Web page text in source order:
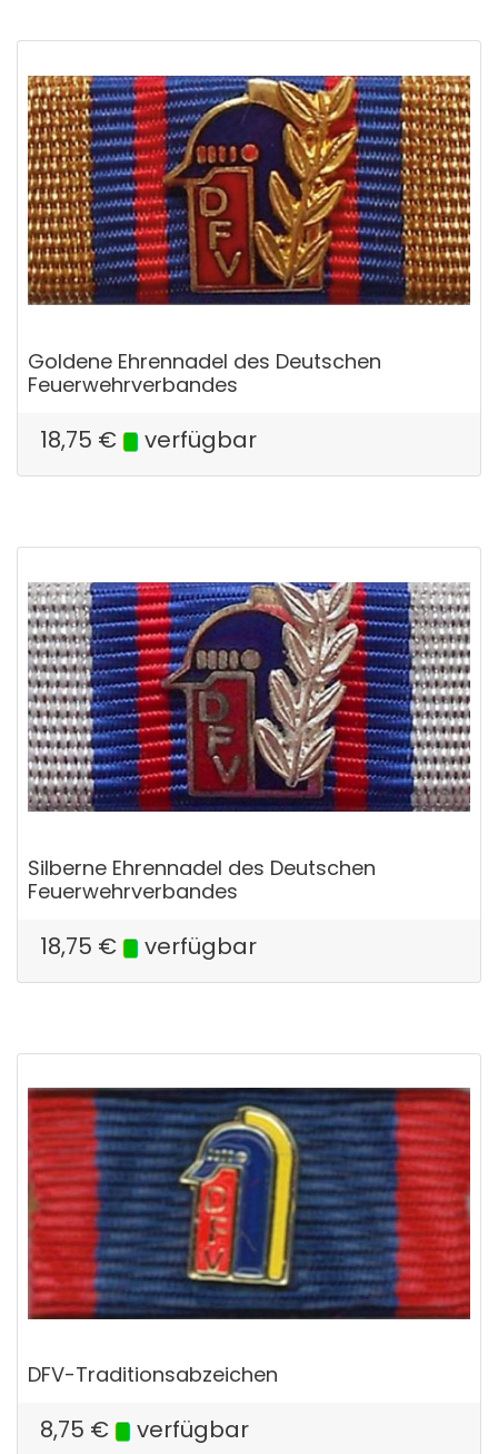
Goldene Ehrennadel des Deutschen
Feuerwehrverbandes
18,75 € verfügbar
Silberne Ehrennadel des Deutschen
Feuerwehrverbandes
18,75 € verfügbar
DFV-Traditionsabzeichen
8,75 € verfügbar